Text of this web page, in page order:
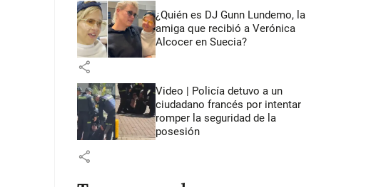
¿Quién es DJ Gunn Lundemo, la
amiga que recibió a Verónica
Alcocer en Suecia?
share
Video | Policía detuvo a un
ciudadano francés por intentar
romper la seguridad de la
posesión
share